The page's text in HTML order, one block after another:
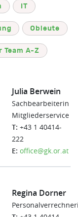
IT
Obleute
Team A-Z
Julia Berwein
Sachbearbeiterin
Mitgliederservice
T: +43 1 40414-
222
E: office@gk.or.at
Regina Dorner